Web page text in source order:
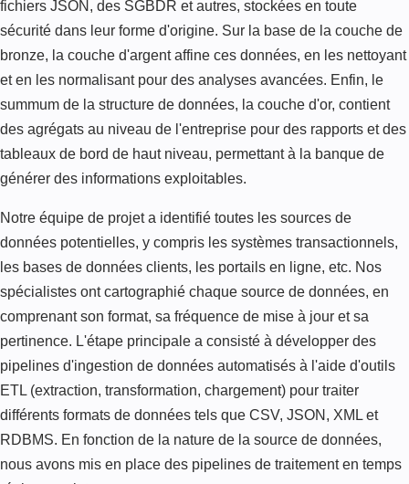
fichiers JSON, des SGBDR et autres, stockées en toute
sécurité dans leur forme d'origine. Sur la base de la couche de
bronze, la couche d'argent affine ces données, en les nettoyant
et en les normalisant pour des analyses avancées. Enfin, le
summum de la structure de données, la couche d'or, contient
des agrégats au niveau de l'entreprise pour des rapports et des
tableaux de bord de haut niveau, permettant à la banque de
générer des informations exploitables.
Notre équipe de projet a identifié toutes les sources de
données potentielles, y compris les systèmes transactionnels,
les bases de données clients, les portails en ligne, etc. Nos
spécialistes ont cartographié chaque source de données, en
comprenant son format, sa fréquence de mise à jour et sa
pertinence. L'étape principale a consisté à développer des
pipelines d'ingestion de données automatisés à l'aide d'outils
ETL (extraction, transformation, chargement) pour traiter
différents formats de données tels que CSV, JSON, XML et
RDBMS. En fonction de la nature de la source de données,
nous avons mis en place des pipelines de traitement en temps